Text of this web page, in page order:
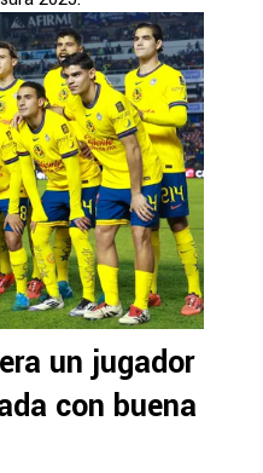
un jugador
con buena